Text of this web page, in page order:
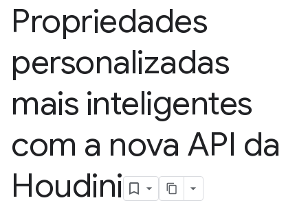
Propriedades
personalizadas
mais inteligentes
com a nova API da
Houdini